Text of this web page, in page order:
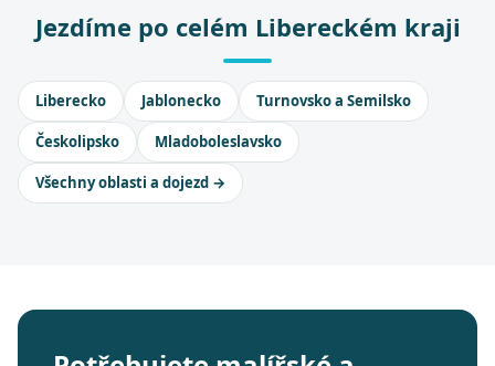
Jezdíme po celém Libereckém kraji
Liberecko Jablonecko Turnovsko a Semilsko
Českolipsko Mladoboleslavsko
Všechny oblasti a dojezd →